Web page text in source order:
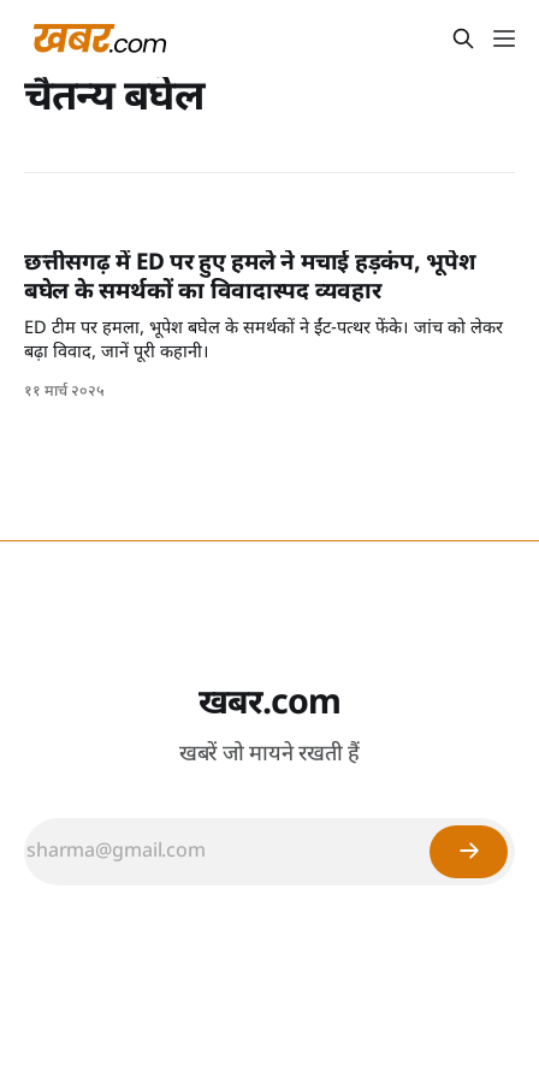
चैतन्य बघेल
छत्तीसगढ़ में ED पर हुए हमले ने मचाई हड़कंप, भूपेश
बघेल के समर्थकों का विवादास्पद व्यवहार
ED टीम पर हमला, भूपेश बघेल के समर्थकों ने ईंट-पत्थर फेंके। जांच को लेकर
बढ़ा विवाद, जानें पूरी कहानी।
११ मार्च २०२५
खबर.com
खबरें जो मायने रखती हैं